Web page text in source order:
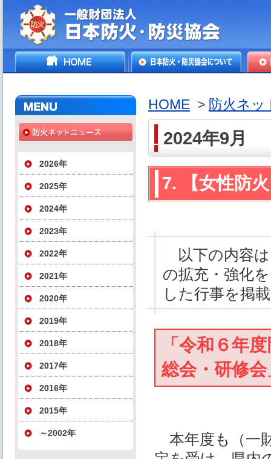
一般財団法人日本防火・防
HOME
2026年
2025年
2024年
2023年
2022年
2021年
2020年
2019年
2018年
2017年
2016年
2015年
～2002年
HOME > 防火ネッ
2024年9月
7. 【女性防
以下の内容は
の拡充・強化
した行事を掲
「令和６年
総会・研修
本年度も（一